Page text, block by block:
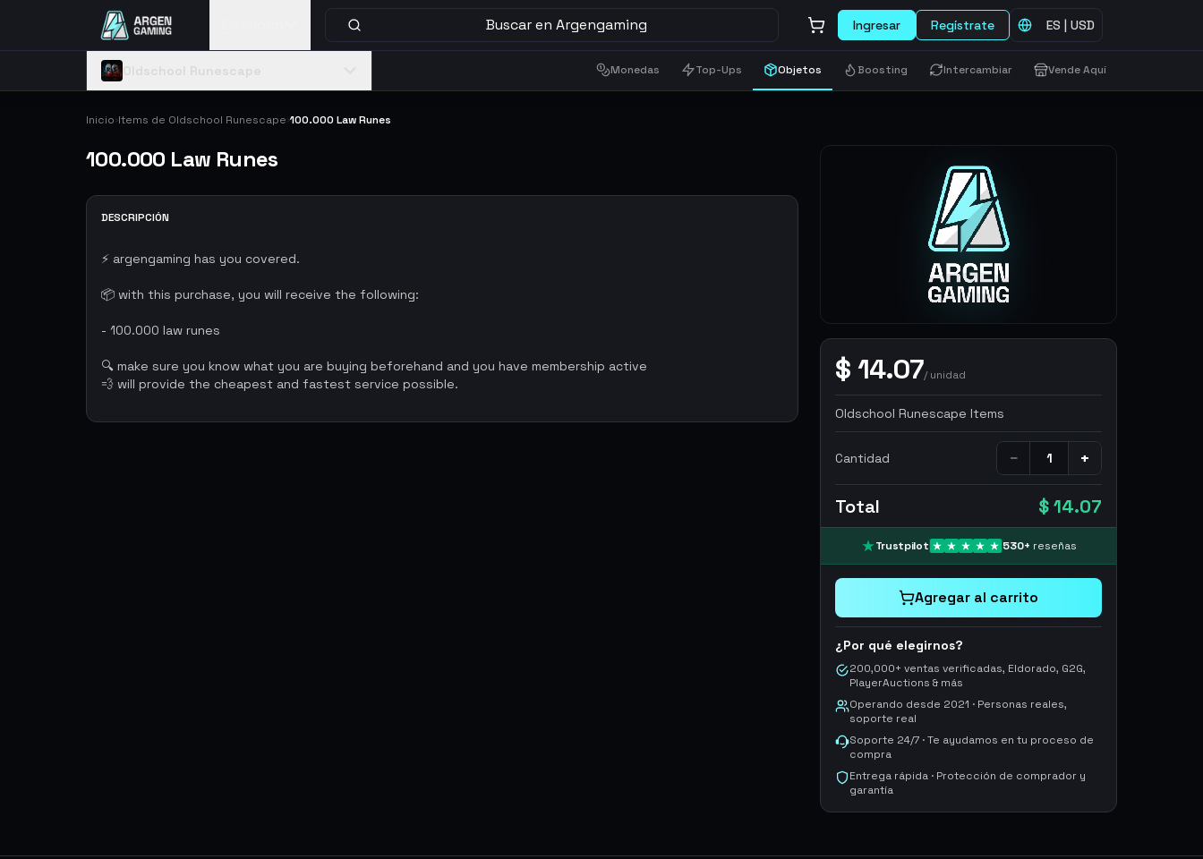
Buscar en Argengaming Ingresar Regístrate ES | USD
Monedas Top-Ups Objetos Boosting Intercambiar Vende Aquí
Inicio›Items de Oldschool Runescape›100.000 Law Runes
100.000 Law Runes
$ 14.07/unidad
Oldschool Runescape Items
Cantidad − +
Total $ 14.07
Trustpilot 530+ reseñas
Agregar al carrito
¿Por qué elegirnos?
200,000+ ventas verificadas, Eldorado, G2G,
PlayerAuctions & más
Operando desde 2021 · Personas reales,
soporte real
Soporte 24/7 · Te ayudamos en tu proceso de
compra
Entrega rápida · Protección de comprador y
garantía
DESCRIPCIÓN
⚡ argengaming has you covered.
📦 with this purchase, you will receive the following:
- 100.000 law runes
🔍 make sure you know what you are buying beforehand and you have membership active
💨 will provide the cheapest and fastest service possible.